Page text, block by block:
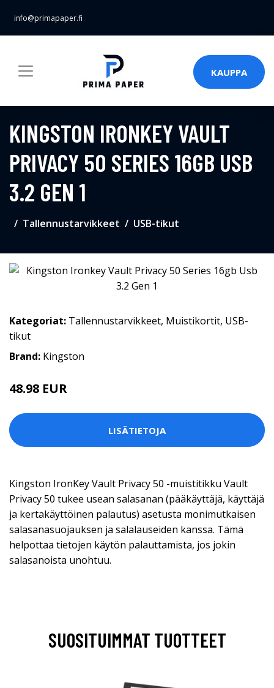
info@primapaper.fi
KAUPPA
KINGSTON IRONKEY VAULT
PRIVACY 50 SERIES 16GB USB
3.2 GEN 1
Tallennustarvikkeet USB-tikut
Kategoriat: Tallennustarvikkeet, Muistikortit, USB-
tikut
Brand: Kingston
48.98 EUR
LISÄTIETOJA
Kingston IronKey Vault Privacy 50 -muistitikku Vault
Privacy 50 tukee usean salasanan (pääkäyttäjä, käyttäjä
ja kertakäyttöinen palautus) asetusta monimutkaisen
salasanasuojauksen ja salalauseiden kanssa. Tämä
helpottaa tietojen käytön palauttamista, jos jokin
salasanoista unohtuu.
SUOSITUIMMAT TUOTTEET